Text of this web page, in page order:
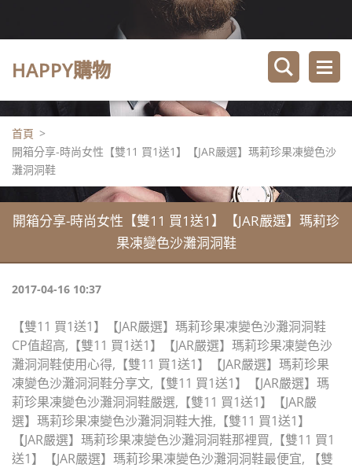
HAPPY購物
首頁 >
開箱分享-時尚女性【雙11 買1送1】【JAR嚴選】瑪莉珍果凍變色沙
灘洞洞鞋
開箱分享-時尚女性【雙11 買1送1】【JAR嚴選】瑪莉珍
果凍變色沙灘洞洞鞋
2017-04-16 10:37
【雙11 買1送1】【JAR嚴選】瑪莉珍果凍變色沙灘洞洞鞋
CP值超高,【雙11 買1送1】【JAR嚴選】瑪莉珍果凍變色沙
灘洞洞鞋使用心得,【雙11 買1送1】【JAR嚴選】瑪莉珍果
凍變色沙灘洞洞鞋分享文,【雙11 買1送1】【JAR嚴選】瑪
莉珍果凍變色沙灘洞洞鞋嚴選,【雙11 買1送1】【JAR嚴
選】瑪莉珍果凍變色沙灘洞洞鞋大推,【雙11 買1送1】
【JAR嚴選】瑪莉珍果凍變色沙灘洞洞鞋那裡買,【雙11 買1
送1】【JAR嚴選】瑪莉珍果凍變色沙灘洞洞鞋最便宜, 【雙